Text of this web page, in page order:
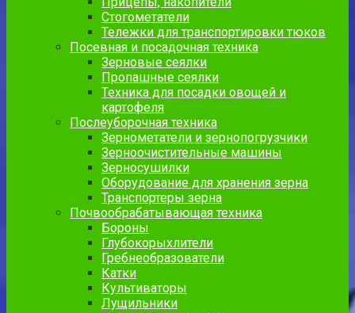
Стогометатели
Тележки для транспортировки тюков
Посевная и посадочная техника
Зерновые сеялки
Пропашные сеялки
Техника для посадки овощей и
картофеля
Послеуборочная техника
Зернометатели и зернопогрузчики
Зерноочистительные машины
Зерносушилки
Оборудование для хранения зерна
Транспортеры зерна
Почвообрабатывающая техника
Бороны
Глубокорыхлители
Гребнеобразователи
Катки
Культиваторы
Лущильники